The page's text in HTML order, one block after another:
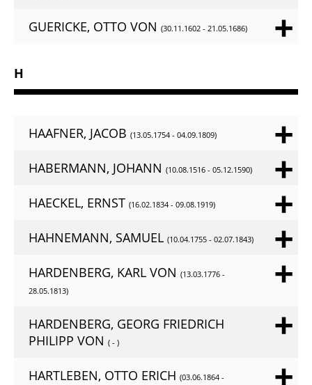
GUERICKE, OTTO VON (30.11.1602 - 21.05.1686)
H
HAAFNER, JACOB (13.05.1754 - 04.09.1809)
HABERMANN, JOHANN (10.08.1516 - 05.12.1590)
HAECKEL, ERNST (16.02.1834 - 09.08.1919)
HAHNEMANN, SAMUEL (10.04.1755 - 02.07.1843)
HARDENBERG, KARL VON (13.03.1776 -
28.05.1813)
HARDENBERG, GEORG FRIEDRICH
PHILIPP VON ( - )
HARTLEBEN, OTTO ERICH (03.06.1864 -